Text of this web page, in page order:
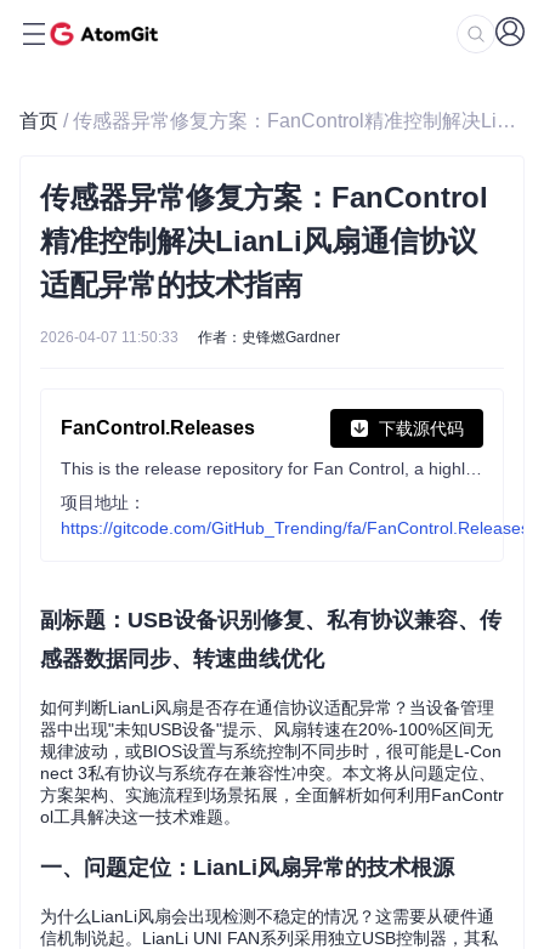
首页 / 传感器异常修复方案：FanControl精准控制解决LianLi风扇通信协议适配异常的技术指南
传感器异常修复方案：FanControl
精准控制解决LianLi风扇通信协议
适配异常的技术指南
2026-04-07 11:50:33 作者：史锋燃Gardner
FanControl.Releases 下载源代码
项目地址：
https://gitcode.com/GitHub_Trending/fa/FanControl.Releases
副标题：USB设备识别修复、私有协议兼容、传
感器数据同步、转速曲线优化
如何判断LianLi风扇是否存在通信协议适配异常？当设备管理
器中出现"未知USB设备"提示、风扇转速在20%-100%区间无
规律波动，或BIOS设置与系统控制不同步时，很可能是L-Con
nect 3私有协议与系统存在兼容性冲突。本文将从问题定位、
方案架构、实施流程到场景拓展，全面解析如何利用FanContr
ol工具解决这一技术难题。
一、问题定位：LianLi风扇异常的技术根源
为什么LianLi风扇会出现检测不稳定的情况？这需要从硬件通
信机制说起。LianLi UNI FAN系列采用独立USB控制器，其私